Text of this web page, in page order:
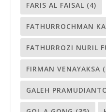
FARIS AL FAISAL (4)
FATHURROCHMAN
FATHURROZI NURIL
FIRMAN VENAYAKSA
GALEH